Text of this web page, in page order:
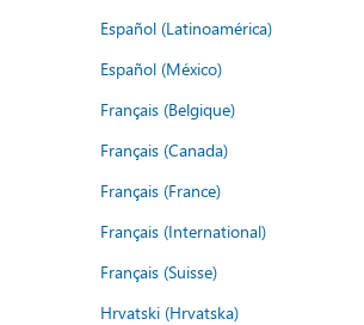
Español (Latinoamérica)
Español (México)
Français (Belgique)
Français (Canada)
Français (France)
Français (International)
Français (Suisse)
Hrvatski (Hrvatska)